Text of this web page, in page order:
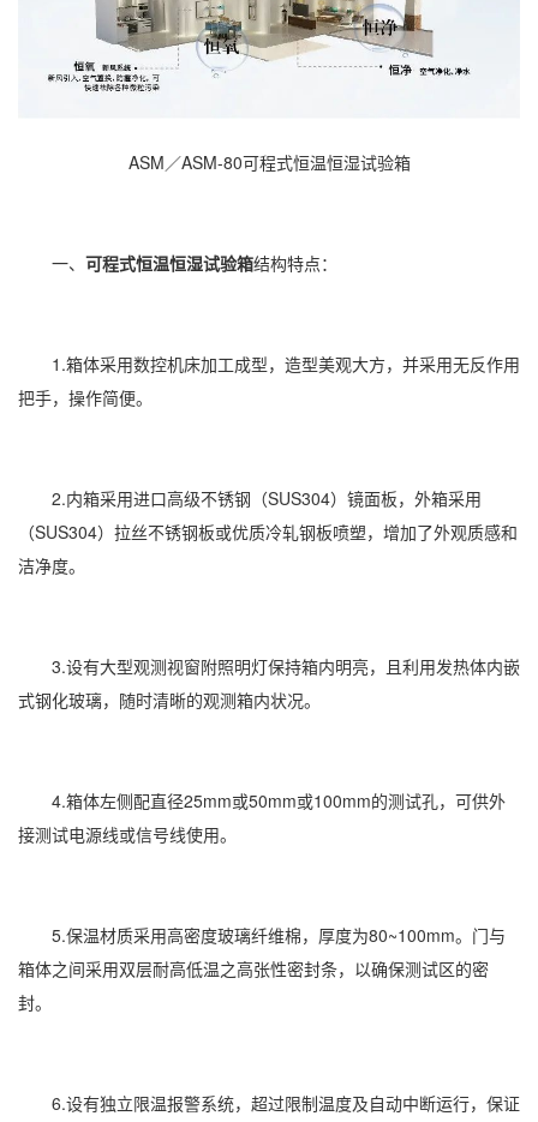
ASM／ASM-80可程式恒温恒湿试验箱
一、 可程式恒温恒湿试验箱结构特点：
1.箱体采用数控机床加工成型，造型美观大方，并采用无反作用
把手，操作简便。
2.内箱采用进口高级不锈钢（SUS304）镜面板，外箱采用
（SUS304）拉丝不锈钢板或优质冷轧钢板喷塑，增加了外观质感和
洁净度。
3.设有大型观测视窗附照明灯保持箱内明亮，且利用发热体内嵌
式钢化玻璃，随时清晰的观测箱内状况。
4.箱体左侧配直径25mm或50mm或100mm的测试孔，可供外
接测试电源线或信号线使用。
5.保温材质采用高密度玻璃纤维棉，厚度为80~100mm。门与
箱体之间采用双层耐高低温之高张性密封条，以确保测试区的密
封。
6.设有独立限温报警系统，超过限制温度及自动中断运行，保证